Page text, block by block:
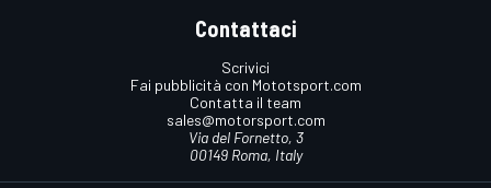
Contattaci
Scrivici
Fai pubblicità con Mototsport.com
Contatta il team
sales@motorsport.com
Via del Fornetto, 3
00149 Roma, Italy